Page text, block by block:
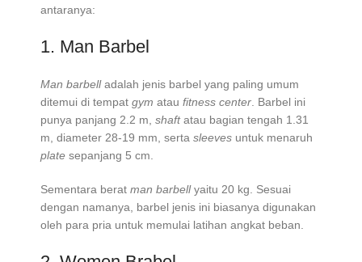
antaranya:
1. Man Barbel
Man barbelladalah jenis barbel yang paling umum
ditemui di tempat gym atau fitness center . Barbel ini
punya panjang 2.2 m, shaftatau bagian tengah 1.31
m, diameter 28-19 mm, serta sleeves untuk menaruh
plate sepanjang 5 cm.
Sementara berat man barbellyaitu 20 kg. Sesuai
dengan namanya, barbel jenis ini biasanya digunakan
oleh para pria untuk memulai latihan angkat beban.